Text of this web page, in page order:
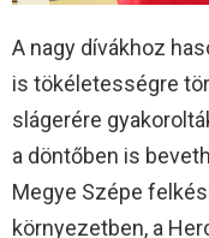
A nagy dívákhoz
is tökéletességre
slágerére
a döntőben is
Megye Szépe
környezetben, a